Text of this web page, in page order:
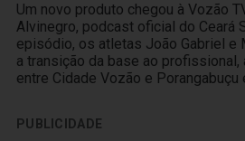
Um novo produto chegou à Vozão
Alvinegro, podcast oficial do Ceará
episódio, os atletas João Gabriel e
a transição da base ao
entre Cidade Vozão e Porangabuçu
PUBLICIDADE